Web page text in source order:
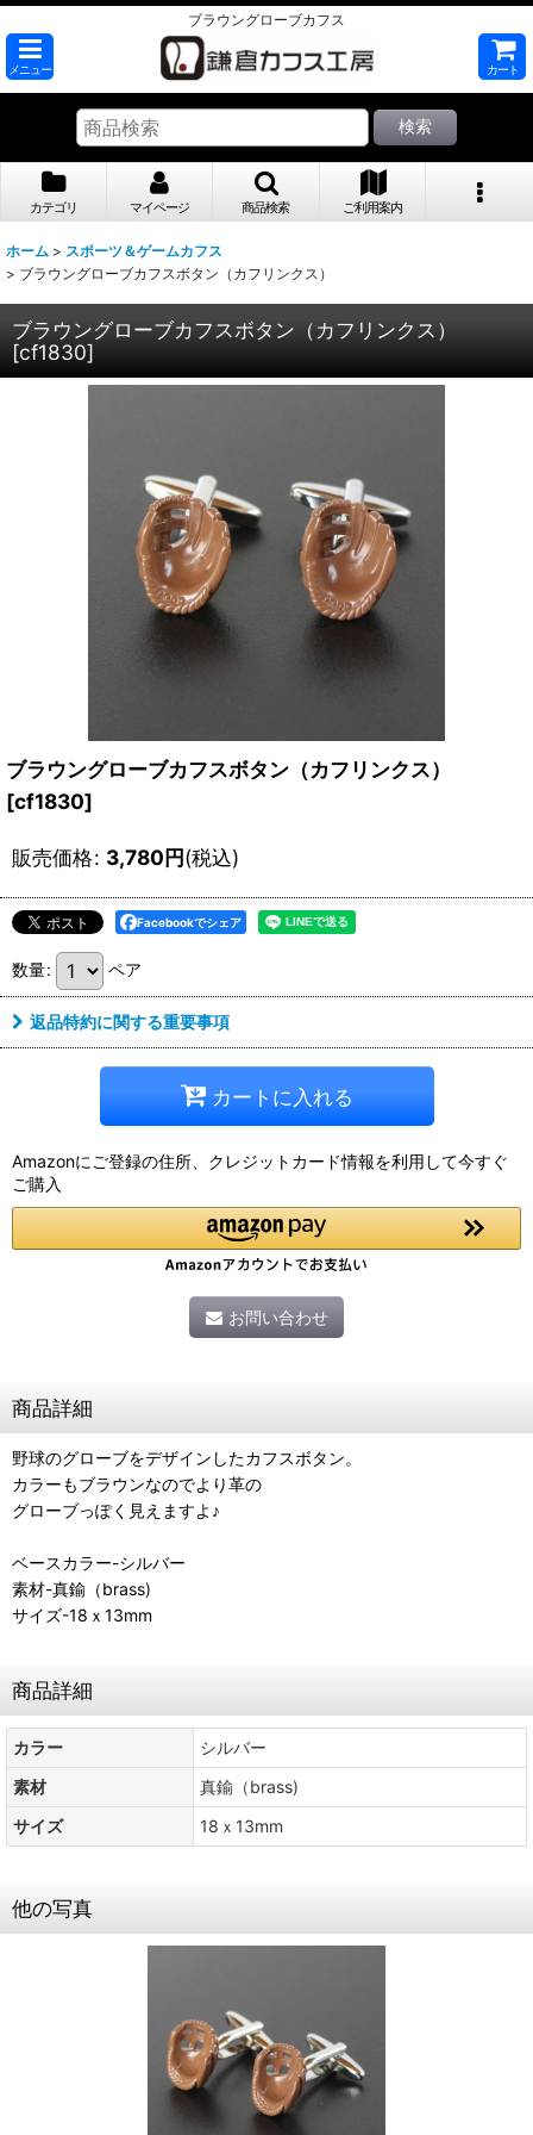
ブラウングローブカフス
メニュー カート
検索
カテゴリ マイページ 商品検索 ご利用案内
ホーム > スポーツ＆ゲームカフス
> ブラウングローブカフスボタン（カフリンクス）
ブラウングローブカフスボタン（カフリンクス）
[cf1830]
ブラウングローブカフスボタン（カフリンクス）
[cf1830]
販売価格: 3,780円(税込)
Facebookでシェア
数量: ペア
返品特約に関する重要事項
カートに入れる
Amazonにご登録の住所、クレジットカード情報を利用して今すぐ
ご購入
お問い合わせ
商品詳細
野球のグローブをデザインしたカフスボタン。
カラーもブラウンなのでより革の
グローブっぽく見えますよ♪
ベースカラー-シルバー
素材-真鍮（brass)
サイズ-18ｘ13mm
商品詳細
カラー
シルバー
素材
真鍮（brass)
サイズ
18ｘ13mm
他の写真